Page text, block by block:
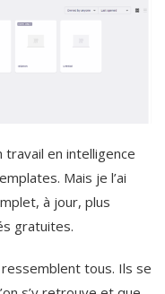
travail en intelligence
Mais je l’ai
à jour, plus
gratuites.
tous. Ils se